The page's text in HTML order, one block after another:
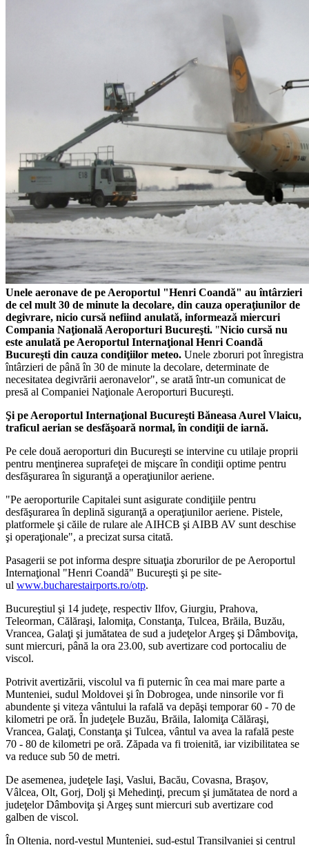
Unele aeronave de pe Aeroportul "Henri Coandă" au întârzieri
de cel mult 30 de minute la decolare, din cauza operaţiunilor de
degivrare, nicio cursă nefiind anulată, informează miercuri
Compania Naţională Aeroporturi Bucureşti. "Nicio cursă nu
este anulată pe Aeroportul Internaţional Henri Coandă
Bucureşti din cauza condiţiilor meteo. Unele zboruri pot înregistra
întârzieri de până în 30 de minute la decolare, determinate de
necesitatea degivrării aeronavelor", se arată într-un comunicat de
presă al Companiei Naţionale Aeroporturi Bucureşti.
Şi pe Aeroportul Internaţional Bucureşti Băneasa Aurel Vlaicu,
traficul aerian se desfăşoară normal, în condiţii de iarnă.
Pe cele două aeroporturi din Bucureşti se intervine cu utilaje proprii
pentru menţinerea suprafeţei de mişcare în condiţii optime pentru
desfăşurarea în siguranţă a operaţiunilor aeriene.
"Pe aeroporturile Capitalei sunt asigurate condiţiile pentru
desfăşurarea în deplină siguranţă a operaţiunilor aeriene. Pistele,
platformele şi căile de rulare ale AIHCB şi AIBB AV sunt deschise
şi operaţionale", a precizat sursa citată.
Pasagerii se pot informa despre situaţia zborurilor de pe Aeroportul
Internaţional "Henri Coandă" Bucureşti şi pe site-
ul www.bucharestairports.ro/otp.
Bucureştiul şi 14 judeţe, respectiv Ilfov, Giurgiu, Prahova,
Teleorman, Călăraşi, Ialomiţa, Constanţa, Tulcea, Brăila, Buzău,
Vrancea, Galaţi şi jumătatea de sud a judeţelor Argeş şi Dâmboviţa,
sunt miercuri, până la ora 23.00, sub avertizare cod portocaliu de
viscol.
Potrivit avertizării, viscolul va fi puternic în cea mai mare parte a
Munteniei, sudul Moldovei şi în Dobrogea, unde ninsorile vor fi
abundente şi viteza vântului la rafală va depăşi temporar 60 - 70 de
kilometri pe oră. În judeţele Buzău, Brăila, Ialomiţa Călăraşi,
Vrancea, Galaţi, Constanţa şi Tulcea, vântul va avea la rafală peste
70 - 80 de kilometri pe oră. Zăpada va fi troienită, iar vizibilitatea se
va reduce sub 50 de metri.
De asemenea, judeţele Iaşi, Vaslui, Bacău, Covasna, Braşov,
Vâlcea, Olt, Gorj, Dolj şi Mehedinţi, precum şi jumătatea de nord a
judeţelor Dâmboviţa şi Argeş sunt miercuri sub avertizare cod
galben de viscol.
În Oltenia, nord-vestul Munteniei, sud-estul Transilvaniei şi centrul